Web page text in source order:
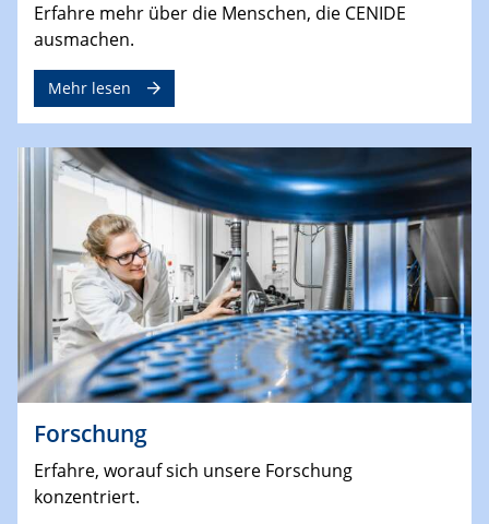
Erfahre mehr über die Menschen, die CENIDE
ausmachen.
Mehr lesen
Forschung
Erfahre, worauf sich unsere Forschung
konzentriert.